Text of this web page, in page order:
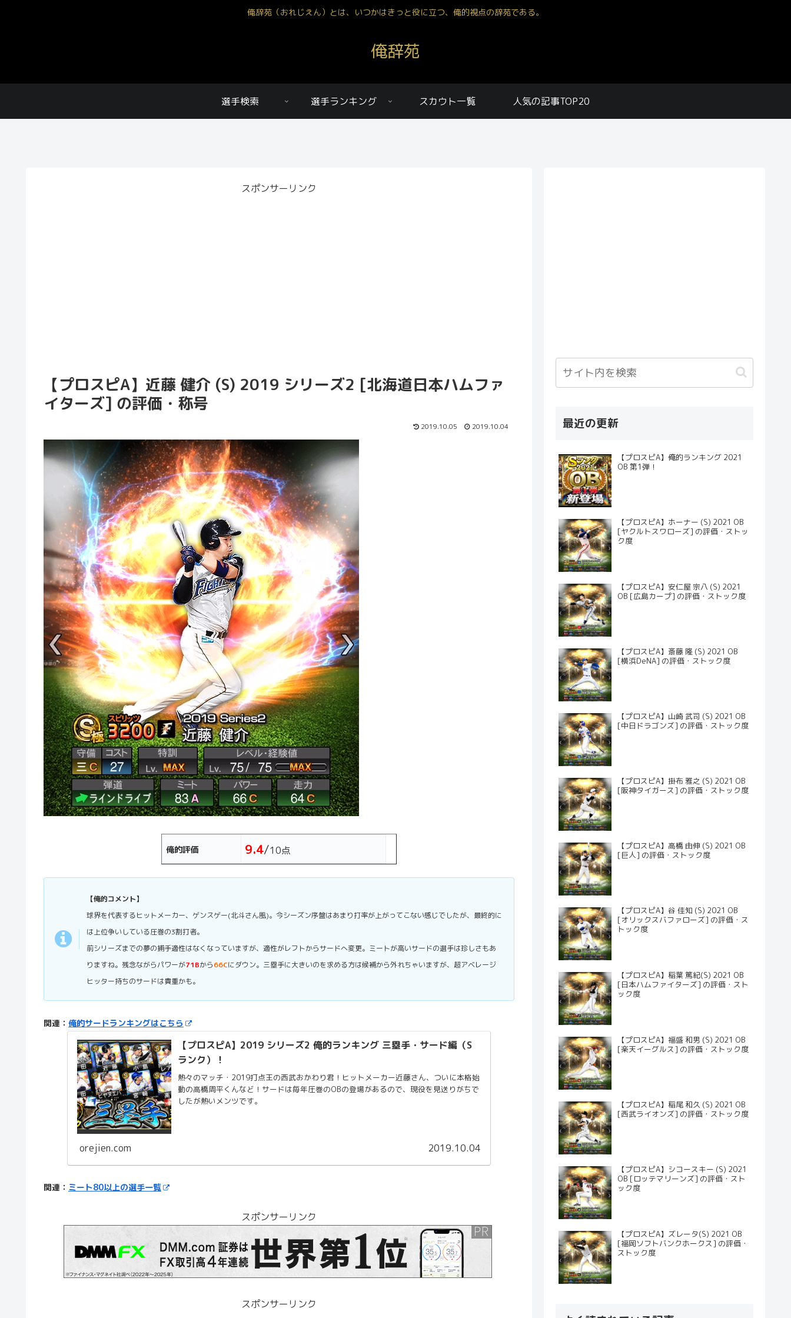
俺辞苑（おれじえん）とは、いつかはきっと役に立つ、俺的視点の辞苑である。
俺辞苑
選手検索 選手ランキング スカウト一覧 人気の記事TOP20
スポンサーリンク
【プロスピA】近藤 健介 (S) 2019 シリーズ2 [北海道日本ハムファ
イターズ] の評価・称号
2019.10.05 2019.10.04
俺的評価 9.4/10点
【俺的コメント】
球界を代表するヒットメーカー、ゲンスゲー(北斗さん風)。今シーズン序盤はあまり打率が上がってこない感じでしたが、最終的に
は上位争いしている圧巻の3割打者。
前シリーズまでの夢の捕手適性はなくなっていますが、適性がレフトからサードへ変更。ミートが高いサードの選手は珍しさもあ
りますね。残念ながらパワーが71Bから66Cにダウン。三塁手に大きいのを求める方は候補から外れちゃいますが、超アベレージ
ヒッター持ちのサードは貴重かも。
関連： 俺的サードランキングはこちら
【プロスピA】2019 シリーズ2 俺的ランキング 三塁手・サード編（S
ランク）！
熱々のマッチ・2019打点王の西武おかわり君！ヒットメーカー近藤さん、ついに本格始
動の高橋周平くんなど！サードは毎年圧巻のOBの登場があるので、現役を見送りがちで
したが熱いメンツです。
orejien.com 2019.10.04
関連： ミート80以上の選手一覧
スポンサーリンク
スポンサーリンク
最近の更新
【プロスピA】俺的ランキング 2021
OB 第1弾！
【プロスピA】ホーナー (S) 2021 OB
[ヤクルトスワローズ] の評価・ストッ
ク度
【プロスピA】安仁屋 宗八 (S) 2021
OB [広島カープ] の評価・ストック度
【プロスピA】斎藤 隆 (S) 2021 OB
[横浜DeNA] の評価・ストック度
【プロスピA】山崎 武司 (S) 2021 OB
[中日ドラゴンズ] の評価・ストック度
【プロスピA】掛布 雅之 (S) 2021 OB
[阪神タイガース] の評価・ストック度
【プロスピA】高橋 由伸 (S) 2021 OB
[巨人] の評価・ストック度
【プロスピA】谷 佳知 (S) 2021 OB
[オリックスバファローズ] の評価・ス
トック度
【プロスピA】稲葉 篤紀(S) 2021 OB
[日本ハムファイターズ] の評価・スト
ック度
【プロスピA】福盛 和男 (S) 2021 OB
[楽天イーグルス] の評価・ストック度
【プロスピA】稲尾 和久 (S) 2021 OB
[西武ライオンズ] の評価・ストック度
【プロスピA】シコースキー (S) 2021
OB [ロッテマリーンズ] の評価・スト
ック度
【プロスピA】ズレータ(S) 2021 OB
[福岡ソフトバンクホークス] の評価・
ストック度